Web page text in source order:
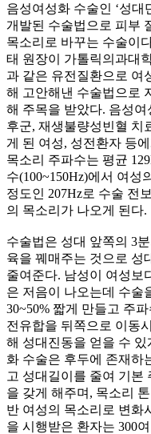
음성여성화 수술인 ‘성대
개발된 수술법으로 피부
목소리로 바꾸는 수술이
태 원장이 가톨릭의과대
과 같은 유전질환으로 여
해 고안해낸 수술법으로
해 주목을 받았다. 음성
후군, 재생불량성빈혈 치
게 된 여성, 성전환자 등
목소리 주파수는 평균
수(100~150Hz)에서 여성
정도인 207Hz로 수술 전
의 목소리가 나오게 된다.
수술법은 성대 앞쪽의 3
육을 꿰매주는 것으로 성
줄여준다. 남성이 여성보
은 저음이 나오는데 수술
30~50% 짧게 만들고 주
전유합을 뒤쪽으로 이동
해 성대진동을 얻을 수
화 수술은 후두에 존재하
고 성대길이를 줄여 기본
을 갖게 해주며, 목소리
반 여성의 목소리로 변화
을 시행받은 환자는 300